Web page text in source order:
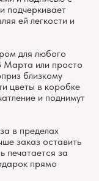
подчеркивает
ей легкости и
для любого
Марта или просто
близкому
цветы в коробке
и поднимут
в пределах
заказ оставить
печатается за
прямо